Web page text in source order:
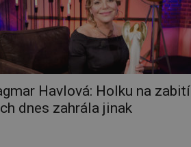
Havlová: Holku na zabití
dnes zahrála jinak